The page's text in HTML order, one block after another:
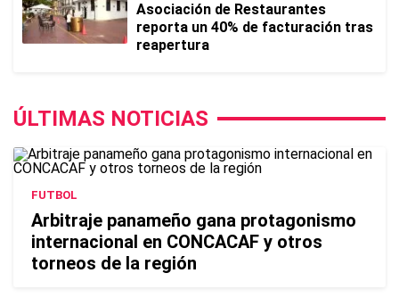
Asociación de Restaurantes
reporta un 40% de facturación tras
reapertura
ÚLTIMAS NOTICIAS
FUTBOL
Arbitraje panameño gana protagonismo
internacional en CONCACAF y otros
torneos de la región